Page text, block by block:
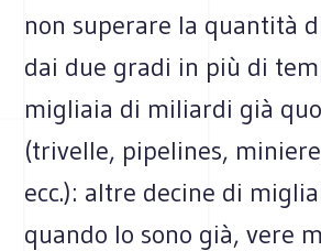
non superare la quantità
dai due gradi in più di
migliaia di miliardi già
(trivelle, pipelines,
ecc.): altre decine di
quando lo sono già, vere